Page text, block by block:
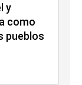
y
como
pueblos